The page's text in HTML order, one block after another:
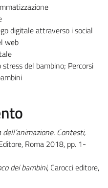
digitale attraverso i social
web
del bambino; Percorsi
Contesti,
Roma 2018, pp. 1-
dei bambini, Carocci editore,